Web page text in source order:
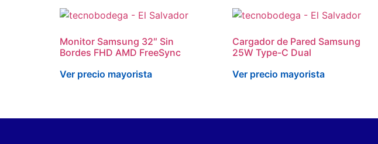
Monitor Samsung 32″ Sin
Bordes FHD AMD FreeSync
Ver precio mayorista
Cargador de Pared Samsung
25W Type-C Dual
Ver precio mayorista